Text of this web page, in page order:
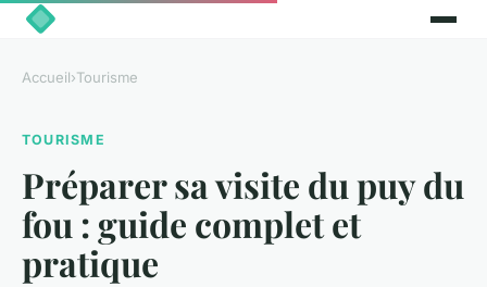
Accueil›Tourisme
TOURISME
Préparer sa visite du puy du
fou : guide complet et
pratique